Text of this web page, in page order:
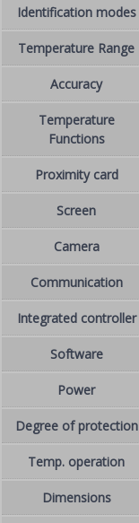
Identification modes
Temperature Range
Accuracy
Temperature
Functions
Proximity card
Screen
Camera
Communication
Integrated controller
Software
Power
Degree of protection
Temp. operation
Dimensions